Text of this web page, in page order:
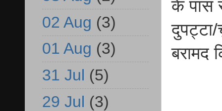
के पास
बरामद
02 Aug (3)
01 Aug (3)
31 Jul (5)
29 Jul (3)